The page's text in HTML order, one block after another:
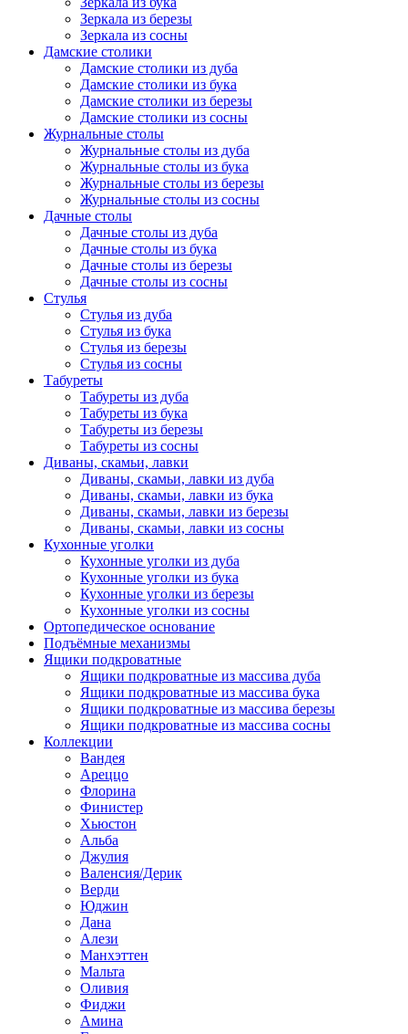
Зеркала из березы
Зеркала из сосны
Дамские столики
Дамские столики из дуба
Дамские столики из бука
Дамские столики из березы
Дамские столики из сосны
Журнальные столы
Журнальные столы из дуба
Журнальные столы из бука
Журнальные столы из березы
Журнальные столы из сосны
Дачные столы
Дачные столы из дуба
Дачные столы из бука
Дачные столы из березы
Дачные столы из сосны
Стулья
Стулья из дуба
Стулья из бука
Стулья из березы
Стулья из сосны
Табуреты
Табуреты из дуба
Табуреты из бука
Табуреты из березы
Табуреты из сосны
Диваны, скамьи, лавки
Диваны, скамьи, лавки из дуба
Диваны, скамьи, лавки из бука
Диваны, скамьи, лавки из березы
Диваны, скамьи, лавки из сосны
Кухонные уголки
Кухонные уголки из дуба
Кухонные уголки из бука
Кухонные уголки из березы
Кухонные уголки из сосны
Ортопедическое основание
Подъёмные механизмы
Ящики подкроватные
Ящики подкроватные из массива дуба
Ящики подкроватные из массива бука
Ящики подкроватные из массива березы
Ящики подкроватные из массива сосны
Коллекции
Вандея
Ареццо
Флорина
Финистер
Хьюстон
Альба
Джулия
Валенсия/Дерик
Верди
Юджин
Дана
Алези
Манхэттен
Мальта
Оливия
Фиджи
Амина